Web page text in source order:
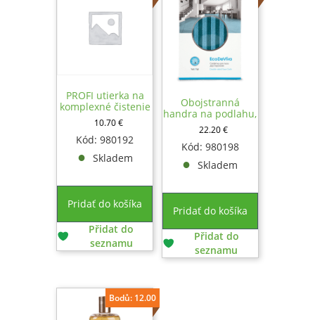
PROFI utierka na
komplexné čistenie
10.70€
Kód: 980192
Skladem
Pridať do košíka
Přidat do
seznamu
Obojstranná
handra na podlahu,
50x60cm
22.20€
Kód: 980198
Skladem
Pridať do košíka
Přidat do
seznamu
Bodů: 12.00